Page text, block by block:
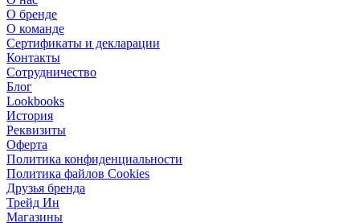
О бренде
О команде
Сертификаты и декларации
Контакты
Сотрудничество
Блог
Lookbooks
История
Реквизиты
Оферта
Политика конфиденциальности
Политика файлов Cookies
Друзья бренда
Трейд Ин
Магазины